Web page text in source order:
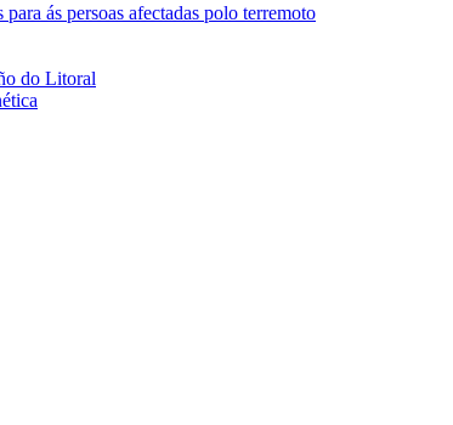
ás persoas afectadas polo terremoto
do Litoral